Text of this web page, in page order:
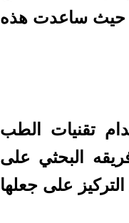
حيث ساعدت هذه
تقنيات الطب
البحثي على
على جعلها